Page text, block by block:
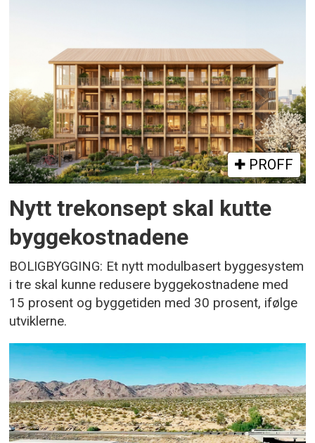
PROFF
Nytt trekonsept skal kutte
byggekostnadene
BOLIGBYGGING: Et nytt modulbasert byggesystem
i tre skal kunne redusere byggekostnadene med
15 prosent og byggetiden med 30 prosent, ifølge
utviklerne.